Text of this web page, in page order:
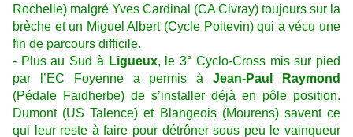
Rochelle) malgré Yves Cardinal (CA Civray) toujours sur la
brèche et un Miguel Albert (Cycle Poitevin) qui a vécu une
fin de parcours difficile.
- Plus au Sud à Ligueux, le 3° Cyclo-Cross mis sur pied
par l’EC Foyenne a permis àJean-Paul Raymond
(Pédale Faidherbe) de s’installer déjà en pôle position.
Dumont (US Talence) et Blangeois (Mourens) savent ce
qui leur reste à faire pour détrôner sous peu le vainqueur